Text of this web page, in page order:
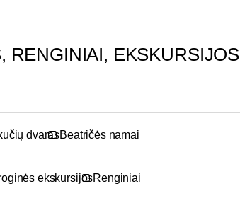
RENGINIAI, EKSKURSIJOS
dvarasBeatričės namai
ekskursijosRenginiai